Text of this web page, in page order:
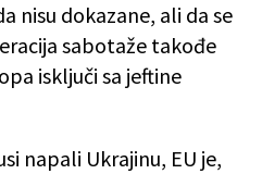
nisu dokazane, ali da se
sabotaže takođe
isključi sa jeftine
napali Ukrajinu, EU je,